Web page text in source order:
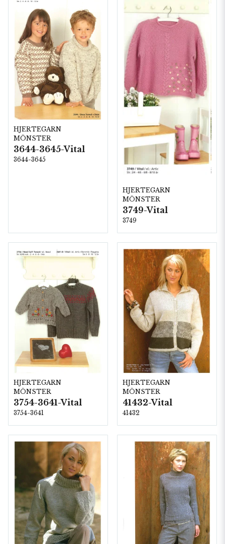
HJERTEGARN
MÖNSTER
3644-3645-Vital
3644-3645
HJERTEGARN
MÖNSTER
3749-Vital
3749
HJERTEGARN
MÖNSTER
3754-3641-Vital
3754-3641
HJERTEGARN
MÖNSTER
41432-Vital
41432